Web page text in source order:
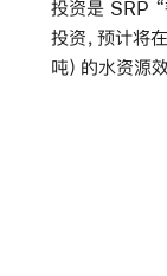
投资是 SRP
投资，预计将
吨）的水资源效